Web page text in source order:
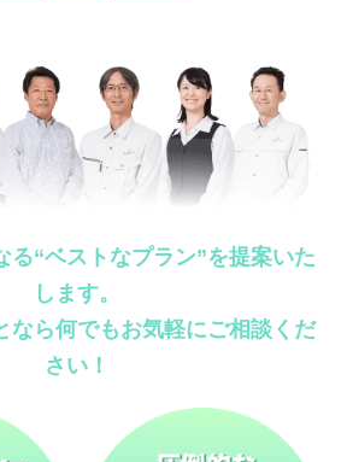
る“ベストなプラン”を提案いた
します。
なら何でもお気軽にご相談くだ
さい！